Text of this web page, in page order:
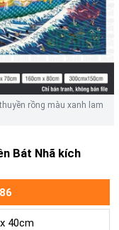
rồng màu xanh lam
Bát Nhã kích
40cm